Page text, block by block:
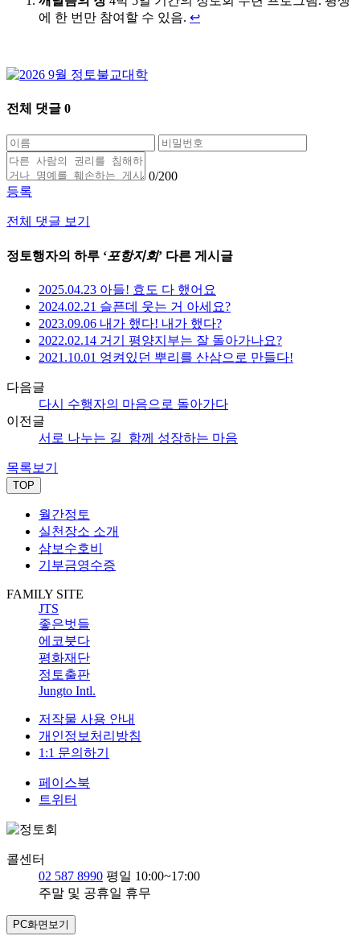
에 한 번만 참여할 수 있음. ↩
전체 댓글 0
0/200
등록
전체 댓글 보기
정토행자의 하루 ‘포항지회’ 다른 게시글
2025.04.23 아들! 효도 다 했어요
2024.02.21 슬픈데 웃는 거 아세요?
2023.09.06 내가 했다! 내가 했다?
2022.02.14 거기 평양지부는 잘 돌아가나요?
2021.10.01 엉켜있던 뿌리를 산삼으로 만들다!
다음글
다시 수행자의 마음으로 돌아가다
이전글
서로 나누는 길_함께 성장하는 마음
목록보기
TOP
월간정토
실천장소 소개
삼보수호비
기부금영수증
FAMILY SITE
JTS
좋은벗들
에코붓다
평화재단
정토출판
Jungto Intl.
저작물 사용 안내
개인정보처리방침
1:1 문의하기
페이스북
트위터
콜센터
02 587 8990 평일 10:00~17:00
주말 및 공휴일 휴무
PC화면보기